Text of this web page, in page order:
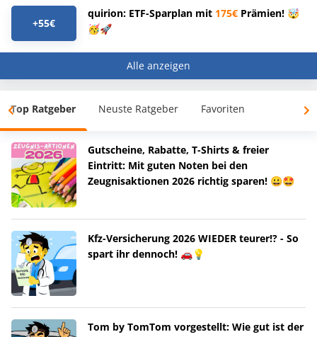
+55€
quirion: ETF-Sparplan mit 175€ Prämien! 🤯
🥳🚀
Alle anzeigen
Top Ratgeber Neuste Ratgeber Favoriten
Gutscheine, Rabatte, T-Shirts & freier
Eintritt: Mit guten Noten bei den
Zeugnisaktionen 2026 richtig sparen! 😀🤩
Kfz-Versicherung 2026 WIEDER teurer!? - So
spart ihr dennoch! 🚗💡
Tom by TomTom vorgestellt: Wie gut ist der